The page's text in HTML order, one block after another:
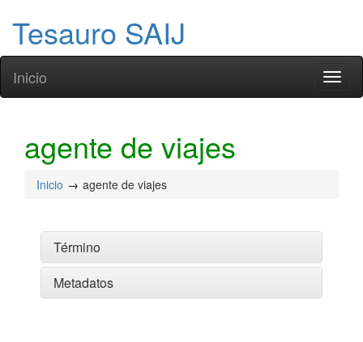
Tesauro SAIJ
Inicio
agente de viajes
Inicio agente de viajes
Término
Metadatos